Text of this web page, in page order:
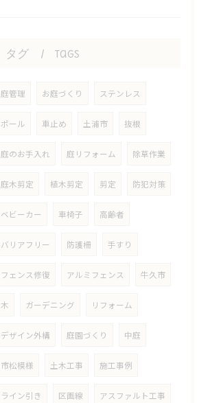
タグ Tags
庭管理 お庭づくり ステンレス
ポール 車止め 土浦市 抜根
庭のお手入れ 庭リフォーム 除草作業
庭木剪定 植木剪定 剪定 防犯対策
ベビーカー 車椅子 高齢者
バリアフリー 防護柵 手すり
フェンス修復 アルミフェンス 牛久市
木 ガーデニング リフォーム
デザイン外構 庭園づくり 中庭
市松模様 土木工事 施工事例
ライン引き 区画線 アスファルト工事